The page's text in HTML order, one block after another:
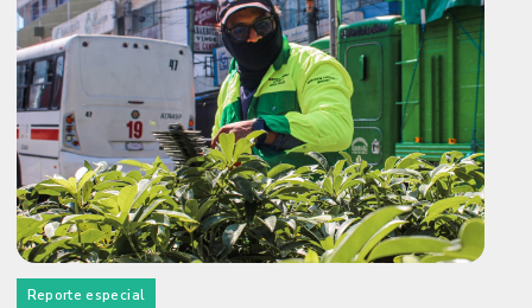
Reporte especial